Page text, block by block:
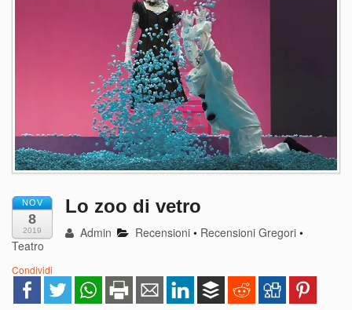
NOV
8
2019
Lo zoo di vetro
Admin Recensioni • Recensioni Gregori •
Teatro
Condividi